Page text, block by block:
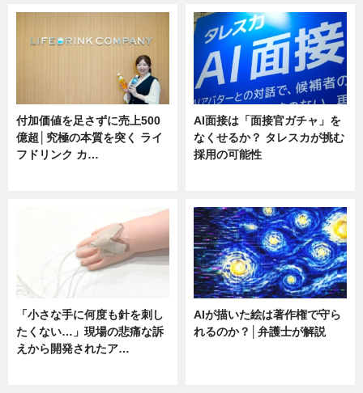
付加価値を足さずに売上500
億超│究極の本質を突く ライ
フドリンク カ…
AI面接は「面接官ガチャ」を
なくせるか？ タレスカが挑む
採用の可能性
「小さな手に何度も針を刺し
たくない…」現場の悲痛な訴
えから開発されたア…
AIが描いた絵は著作権で守ら
れるのか？│弁護士が解説